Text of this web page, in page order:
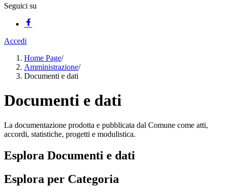
Seguici su
Accedi
Home Page/
Amministrazione/
Documenti e dati
Documenti e dati
La documentazione prodotta e pubblicata dal Comune come atti,
accordi, statistiche, progetti e modulistica.
Esplora Documenti e dati
Esplora per Categoria